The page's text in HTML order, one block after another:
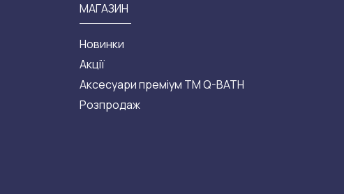
МАГАЗИН
Новинки
Акції
Аксесуари преміум ТМ Q-BATH
Розпродаж